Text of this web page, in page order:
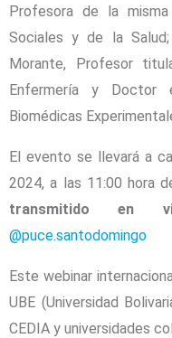
Profesora de la
Sociales y de la
Morante, Profesor
Enfermería y Doctor
Biomédicas
El evento se llevará a
2024, a las 11:00 hora
transmitido en
@puce.santodomingo
Este webinar
UBE (Universidad
CEDIA y universidades